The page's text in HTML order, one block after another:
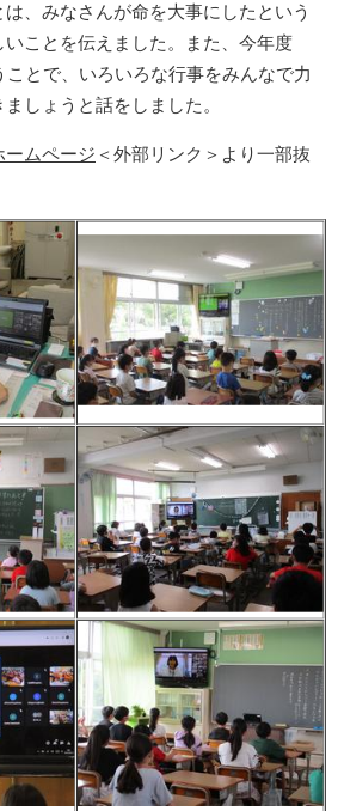
、みなさんが命を大事にしたという
いことを伝えました。また、今年度
ことで、いろいろな行事をみんなで力
しょうと話をしました。
ームページ ＜外部リンク＞ より一部抜